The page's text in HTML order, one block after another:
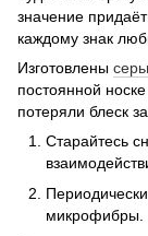
значение
каждому знак
Изготовлены
постоянной
потеряли блеск
Старайтесь
микрофибры.